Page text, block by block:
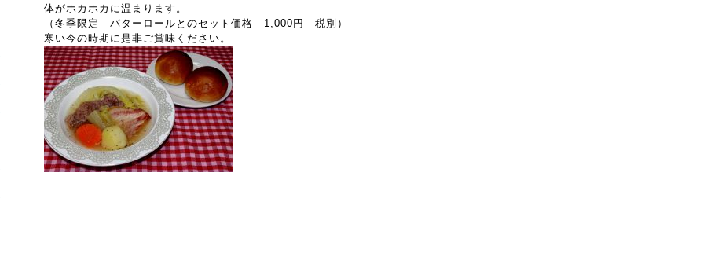
体がホカホカに温まります。
（冬季限定 バターロールとのセット価格 1,000円 税別）
寒い今の時期に是非ご賞味ください。